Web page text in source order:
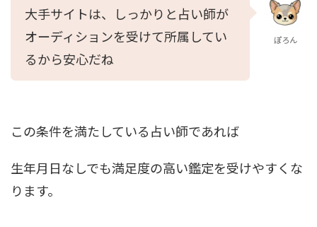
大手サイトは、しっかりと占い師が
オーディションを受けて所属してい
るから安心だね
ぽろん
この条件を満たしている占い師であれば
生年月日なしでも満足度の高い鑑定を受けやすくな
ります。